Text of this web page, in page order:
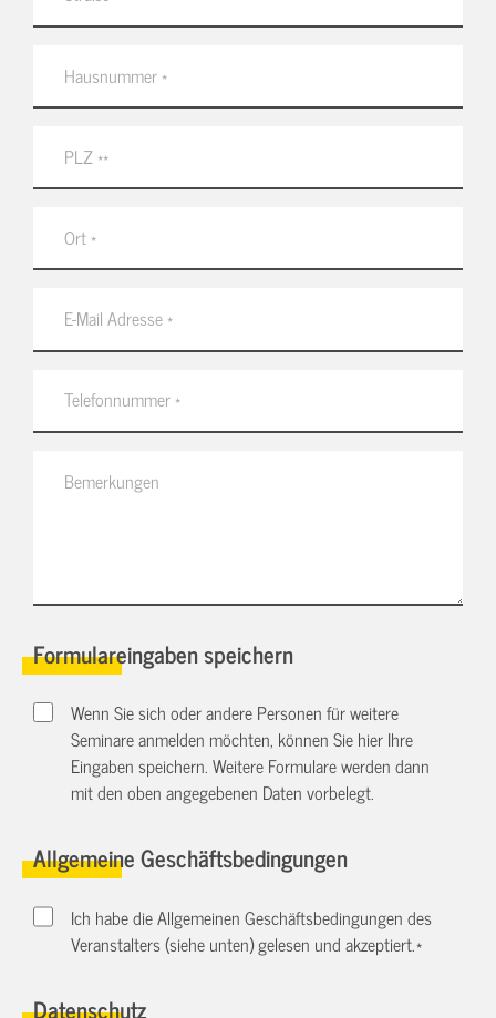
Formulareingaben speichern
Wenn Sie sich oder andere Personen für weitere
Seminare anmelden möchten, können Sie hier Ihre
Eingaben speichern. Weitere Formulare werden dann
mit den oben angegebenen Daten vorbelegt.
Allgemeine Geschäftsbedingungen
Ich habe die Allgemeinen Geschäftsbedingungen des
Veranstalters (siehe unten) gelesen und akzeptiert.*
Datenschutz